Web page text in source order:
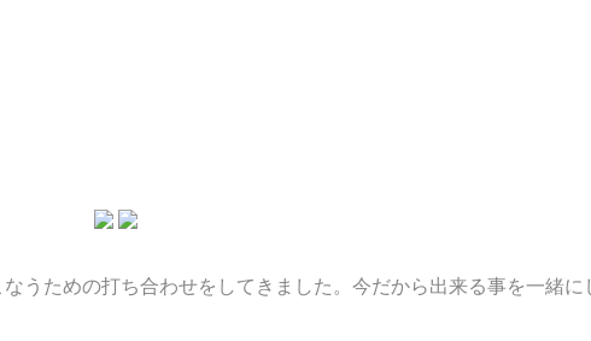
ための打ち合わせをしてきました。今だから出来る事を一緒に